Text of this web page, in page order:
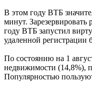
В этом году ВТБ
минут. Зарезервировать
году ВТБ запустил
удаленной
По состоянию на 1
недвижимости (14,8%),
Популярностью